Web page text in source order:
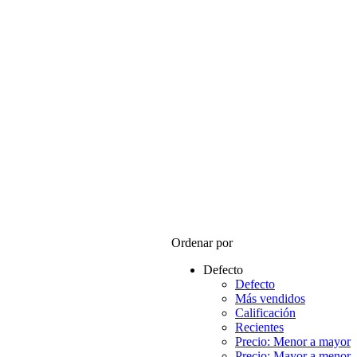
Ordenar por
Defecto
Defecto
Más vendidos
Calificación
Recientes
Precio: Menor a mayor